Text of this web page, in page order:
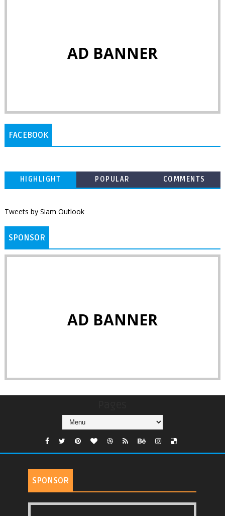
AD BANNER
FACEBOOK
HIGHLIGHT POPULAR COMMENTS
Tweets by Siam Outlook
SPONSOR
AD BANNER
SPONSOR